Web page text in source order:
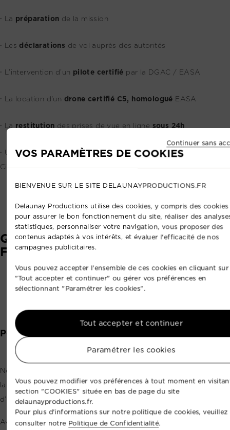
⸱ La préparation de la mission
⸱ Les déclarations de vol auprès des autorités
⸱ L’intervention d’un pilote certifié par la DGAC / EASA
⸱ La location d'un drone certifié C5, homologué EASA
⸱ La restitution des prises de vue en ligne sous 24h
⸱ Uneassurance professionnelle couvrant la Responsabilité
Civile dans le cadre de notre activité
QUESTIONS
FRÉQUENTES
Pouvez-vous faire voler un drone partout ?
Non, pas toujours. Chaque lieu doit être vérifié en amont selon
la réglementation aérienne, la présence de public, la proximité
d’habitations, d’aéroports ou de zones sensibles.
Avant chaque prestation, nous étudions la faisabilité du vol et
VOS PARAMÈTRES DE COOKIES
Continuer sans
BIENVENUE SUR LE SITE DELAUNAYPRODUCTIONS.FR
Delaunay Productions utilise des cookies, y compris des
pour assurer le bon fonctionnement du site, réaliser des
statistiques, personnaliser votre navigation, vous proposer des
contenus adaptés à vos intérêts, et évaluer l'efficacité de nos
campagnes publicitaires.
Vous pouvez accepter l'ensemble de ces cookies en cliquant sur
"Tout accepter et continuer" ou gérer vos préférences en
sélectionnant "Paramétrer les cookies".
Paramétrer les cookies
Tout accepter et continuer
Vous pouvez modifier vos préférences à tout moment en
section "COOKIES" située en bas de page du site
delaunayproductions.fr.
Pour plus d'informations sur notre politique de cookies, veuillez
consulter notre Politique de Confidentialité.